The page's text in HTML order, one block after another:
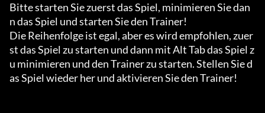
Bitte starten Sie zuerst das Spiel, minimieren Sie dan
n das Spiel und starten Sie den Trainer!
Die Reihenfolge ist egal, aber es wird empfohlen, zuer
st das Spiel zu starten und dann mit Alt Tab das Spiel z
u minimieren und den Trainer zu starten. Stellen Sie d
as Spiel wieder her und aktivieren Sie den Trainer!